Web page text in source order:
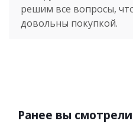
решим все вопросы,
довольны покупкой.
Ранее вы смотрели